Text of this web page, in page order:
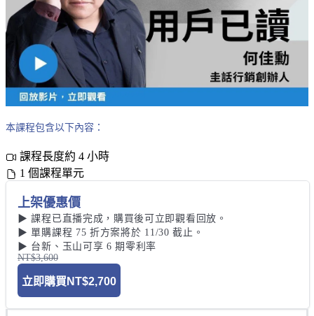
本課程包含以下內容：
課程長度約 4 小時
1 個課程單元
上架優惠價
▶ 課程已直播完成，購買後可立即觀看回放。
▶ 單購課程 75 折方案將於 11/30 截止。
▶ 台新、玉山可享 6 期零利率
NT$3,600
立即購買 NT$2,700